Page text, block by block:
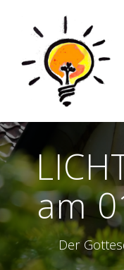
am
Der